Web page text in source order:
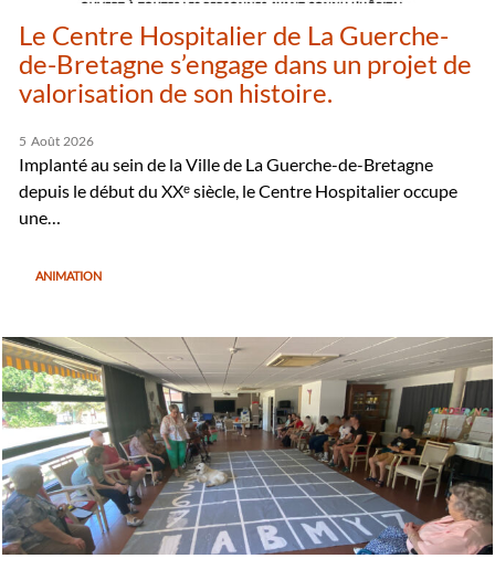
Le Centre Hospitalier de La Guerche-
de-Bretagne s’engage dans un projet de
valorisation de son histoire.
5 Août 2026
Implanté au sein de la Ville de La Guerche-de-Bretagne
depuis le début du XXᵉ siècle, le Centre Hospitalier occupe
une…
ANIMATION